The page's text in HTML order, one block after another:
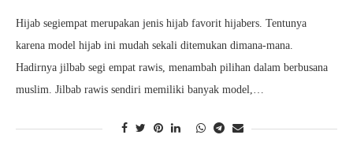
Hijab segiempat merupakan jenis hijab favorit hijabers. Tentunya
karena model hijab ini mudah sekali ditemukan dimana-mana.
Hadirnya jilbab segi empat rawis, menambah pilihan dalam berbusana
muslim. Jilbab rawis sendiri memiliki banyak model,…